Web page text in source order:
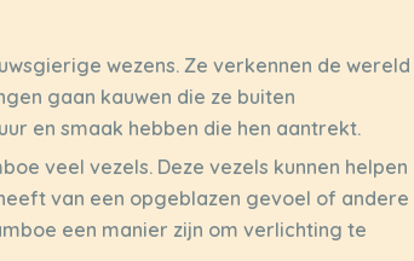
wezens. Ze verkennen de wereld
gaan kauwen die ze buiten
en smaak hebben die hen aantrekt.
veel vezels. Deze vezels kunnen helpen
van een opgeblazen gevoel of andere
een manier zijn om verlichting te